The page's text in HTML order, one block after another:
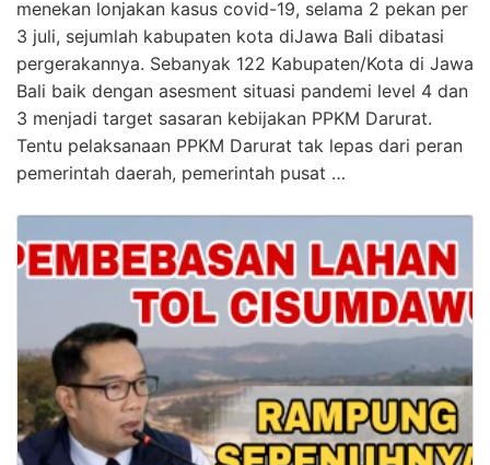
menekan lonjakan kasus covid-19, selama 2 pekan per
3 juli, sejumlah kabupaten kota diJawa Bali dibatasi
pergerakannya. Sebanyak 122 Kabupaten/Kota di Jawa
Bali baik dengan asesment situasi pandemi level 4 dan
3 menjadi target sasaran kebijakan PPKM Darurat.
Tentu pelaksanaan PPKM Darurat tak lepas dari peran
pemerintah daerah, pemerintah pusat …